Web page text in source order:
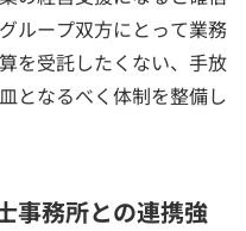
ループ双方にとって業務
を受託したくない、手放
となるべく体制を整備し
事務所との連携強